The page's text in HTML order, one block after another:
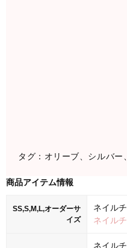
タグ：オリーブ、シルバー
商品アイテム情報
SS,S,M,L,オーダーサ
イズ
ネイル
ネイル
ネイル